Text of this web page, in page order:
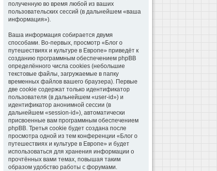
полученную во время любой из ваших
пользовательских сессий (в дальнейшем «ваша
информация»).
Ваша информация собирается двумя
способами. Во-первых, просмотр «Блог о
путешествиях и культуре в Европе» приведёт к
созданию программным обеспечением phpBB
определённого числа cookies (небольшие
текстовые файлы, загружаемые в папку
временных файлов вашего браузера). Первые
две cookie содержат только идентификатор
пользователя (в дальнейшем «user-id») и
идентификатор анонимной сессии (в
дальнейшем «session-id»), автоматически
присвоенные вам программным обеспечением
phpBB. Третья cookie будет создана после
просмотра одной из тем конференции «Блог о
путешествиях и культуре в Европе» и будет
использоваться для хранения информации о
прочтённых вами темах, повышая таким
образом удобство работы с форумами.